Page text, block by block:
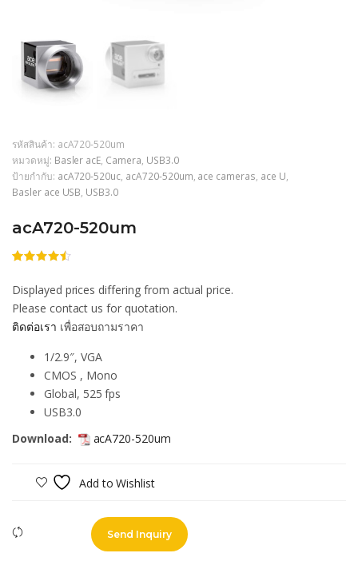
รหัสสินค้า: acA720-520um
หมวดหมู่: Basler acE Camera USB3.0
ป้ายกำกับ: acA720-520uc acA720-520um ace cameras ace U
Basler ace USB USB3.0
acA720-520um
คะแนน
4.46จาก
5 คะแนน
การให้
ของลูกค้า
Displayed prices differing from actual price.
Please contact us for quotation.
ติดต่อเรา เพื่อสอบถามราคา
1/2.9″, VGA
CMOS , Mono
Global, 525 fps
USB3.0
Download:
acA720-520um
Add to Wishlist
Send Inquiry